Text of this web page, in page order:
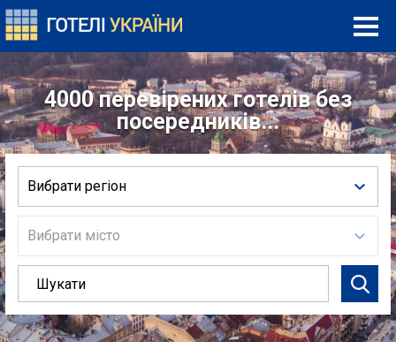
4000 перевірених готелів без
посередників...
Вибрати регіон
Вибрати місто